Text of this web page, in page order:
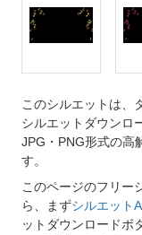
このシルエットは、
シルエットダウンロ
JPG・PNG形式の高
す。
このページのフリー
ら、まずシルエット
ットダウンロードボ